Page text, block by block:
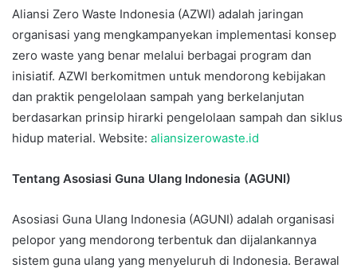
Aliansi Zero Waste Indonesia (AZWI) adalah jaringan
organisasi yang mengkampanyekan implementasi konsep
zero waste yang benar melalui berbagai program dan
inisiatif. AZWI berkomitmen untuk mendorong kebijakan
dan praktik pengelolaan sampah yang berkelanjutan
berdasarkan prinsip hirarki pengelolaan sampah dan siklus
hidup material. Website: aliansizerowaste.id
Tentang Asosiasi Guna Ulang Indonesia (AGUNI)
Asosiasi Guna Ulang Indonesia (AGUNI) adalah organisasi
pelopor yang mendorong terbentuk dan dijalankannya
sistem guna ulang yang menyeluruh di Indonesia. Berawal